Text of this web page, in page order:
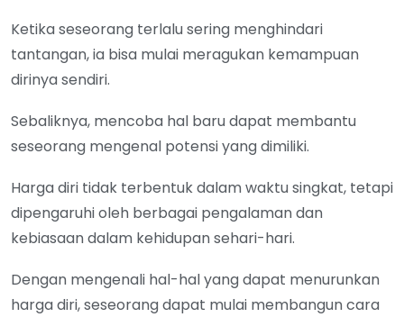
Ketika seseorang terlalu sering menghindari
tantangan, ia bisa mulai meragukan kemampuan
dirinya sendiri.
Sebaliknya, mencoba hal baru dapat membantu
seseorang mengenal potensi yang dimiliki.
Harga diri tidak terbentuk dalam waktu singkat, tetapi
dipengaruhi oleh berbagai pengalaman dan
kebiasaan dalam kehidupan sehari-hari.
Dengan mengenali hal-hal yang dapat menurunkan
harga diri, seseorang dapat mulai membangun cara